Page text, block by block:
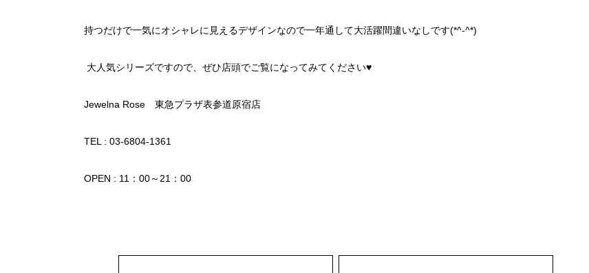
持つだけで一気にオシャレに見えるデザインなので一年通して大活躍間違いなしです(*^-^*)
大人気シリーズですので、ぜひ店頭でご覧になってみてください♥
Jewelna Rose 東急プラザ表参道原宿店
TEL : 03-6804-1361
OPEN : 11：00～21：00